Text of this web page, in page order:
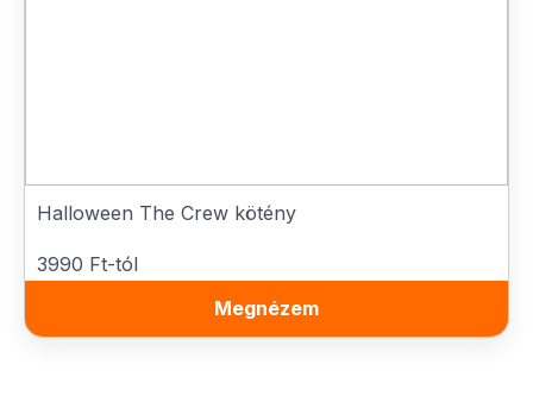
Halloween The Crew kötény
3990 Ft-tól
Megnézem